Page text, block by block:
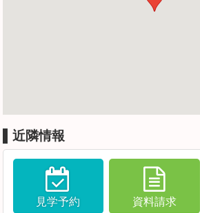
近隣情報
見学予約 資料請求